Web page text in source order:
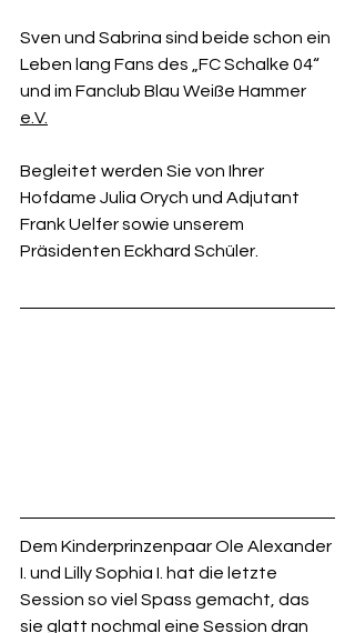
Sven und Sabrina sind beide schon ein
Leben lang Fans des „FC Schalke 04“
und im Fanclub Blau Weiße Hammer
e.V.
Begleitet werden Sie von Ihrer
Hofdame Julia Orych und Adjutant
Frank Uelfer sowie unserem
Präsidenten Eckhard Schüler.
Dem Kinderprinzenpaar Ole Alexander
I. und Lilly Sophia I. hat die letzte
Session so viel Spass gemacht, das
sie glatt nochmal eine Session dran